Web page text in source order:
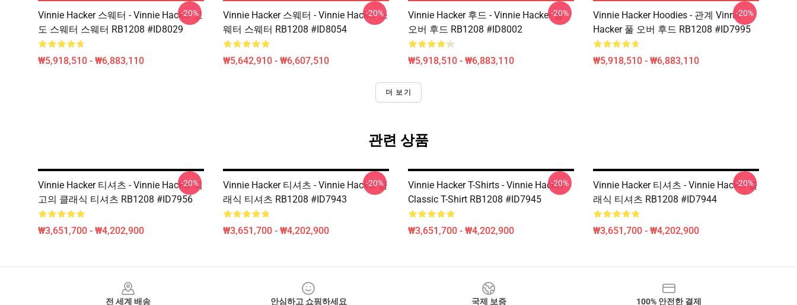
Vinnie Hacker 스웨터 - Vinnie Hacker 고
도 스웨터 스웨터 RB1208 #ID8029
₩5,918,510 - ₩6,883,110
-20%
Vinnie Hacker 스웨터 - Vinnie Hacker 스
웨터 스웨터 RB1208 #ID8054
₩5,642,910 - ₩6,607,510
-20%
Vinnie Hacker 후드 - Vinnie Hacker 풀
오버 후드 RB1208 #ID8002
₩5,918,510 - ₩6,883,110
-20%
Vinnie Hacker Hoodies - 관계 Vinnie
Hacker 풀 오버 후드 RB1208 #ID7995
₩5,918,510 - ₩6,883,110
-20%
더 보기
관련 상품
Vinnie Hacker 티셔츠 - Vinnie Hacker 최
고의 클래식 티셔츠 RB1208 #ID7956
₩3,651,700 - ₩4,202,900
-20%
Vinnie Hacker 티셔츠 - Vinnie Hacker 클
래식 티셔츠 RB1208 #ID7943
₩3,651,700 - ₩4,202,900
-20%
Vinnie Hacker T-Shirts - Vinnie Hacker
Classic T-Shirt RB1208 #ID7945
₩3,651,700 - ₩4,202,900
-20%
Vinnie Hacker 티셔츠 - Vinnie Hacker 클
래식 티셔츠 RB1208 #ID7944
₩3,651,700 - ₩4,202,900
-20%
전 세계 배송 안심하고 쇼핑하세요 국제 보증 100% 안전한 결제